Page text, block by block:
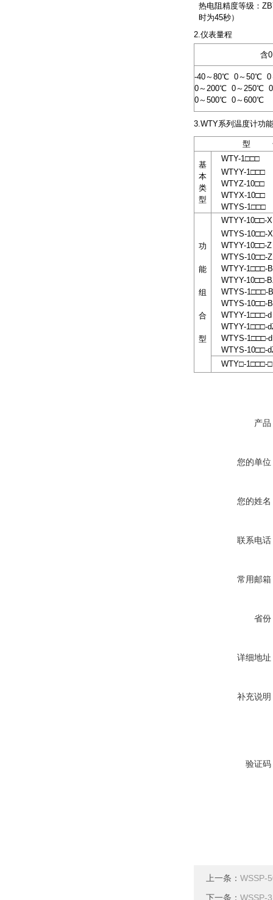
热电阻精度等级：
时为45秒）
2.仪表量程
含
-40～80℃ 0～50℃
0～200℃ 0～250℃
0～500℃ 0～600℃
3.WTY系列温度计功
型
基
本
类
型
WTY-1□□□
WTYY-1□□□
WTYZ-10□□
WTYX-10□□
WTYS-1□□□
功
能
组
合
型
WTYY-10□□-X
WTYS-10□□-X
WTYY-10□□-Z
WTYS-10□□-Z
WTYY-1□□□-B
WTYY-10□□-
WTYS-1□□□-B
WTYS-10□□-
WTYY-1□□□-d
WTYY-1□□□-
WTYS-1□□□-d
WTYS-10□□-
WTY□-1□□□-
产品
您的单位
您的姓名
联系电话
常用邮箱
省份
详细地址
补充说明
验证码
上一条： WSSP-
下一条： WSSP-